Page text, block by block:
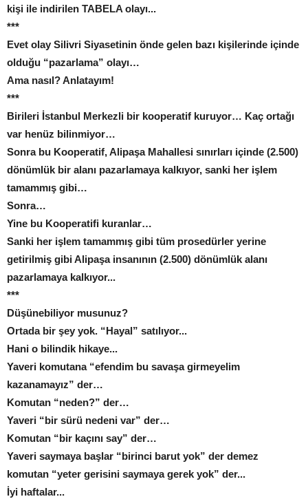
kişi ile indirilen TABELA olayı...
***
Evet olay Silivri Siyasetinin önde gelen bazı kişilerinde içinde
olduğu “pazarlama” olayı…
Ama nasıl? Anlatayım!
***
Birileri İstanbul Merkezli bir kooperatif kuruyor… Kaç ortağı
var henüz bilinmiyor…
Sonra bu Kooperatif, Alipaşa Mahallesi sınırları içinde (2.500)
dönümlük bir alanı pazarlamaya kalkıyor, sanki her işlem
tamammış gibi…
Sonra…
Yine bu Kooperatifi kuranlar…
Sanki her işlem tamammış gibi tüm prosedürler yerine
getirilmiş gibi Alipaşa insanının (2.500) dönümlük alanı
pazarlamaya kalkıyor...
***
Düşünebiliyor musunuz?
Ortada bir şey yok. “Hayal” satılıyor...
Hani o bilindik hikaye...
Yaveri komutana “efendim bu savaşa girmeyelim
kazanamayız” der…
Komutan “neden?” der…
Yaveri “bir sürü nedeni var” der…
Komutan “bir kaçını say” der…
Yaveri saymaya başlar “birinci barut yok” der demez
komutan “yeter gerisini saymaya gerek yok” der...
İyi haftalar...